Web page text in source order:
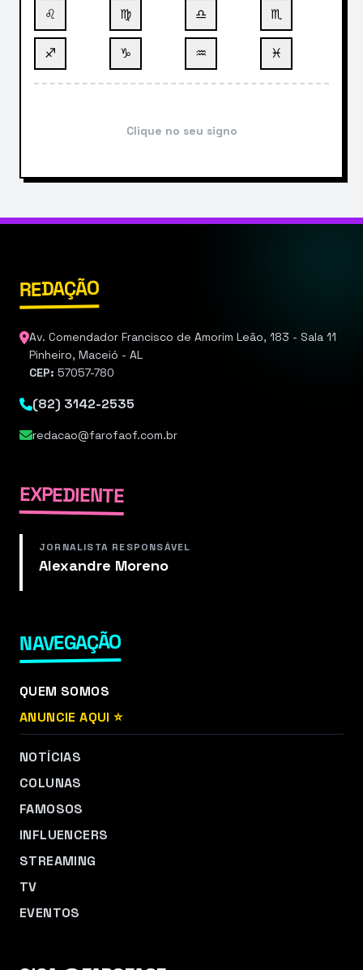
♌ ♍ ♎ ♏
♐ ♑ ♒ ♓
Clique no seu signo
REDAÇÃO
Av. Comendador Francisco de Amorim Leão, 183 - Sala 11
Pinheiro, Maceió - AL
CEP: 57057-780
(82) 3142-2535
redacao@farofaof.com.br
EXPEDIENTE
JORNALISTA RESPONSÁVEL
Alexandre Moreno
NAVEGAÇÃO
QUEM SOMOS
ANUNCIE AQUI ⭐
NOTÍCIAS
COLUNAS
FAMOSOS
INFLUENCERS
STREAMING
TV
EVENTOS